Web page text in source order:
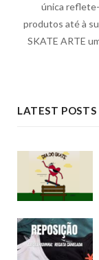
única
produtos até à
SKATE ARTE
LATEST POSTS